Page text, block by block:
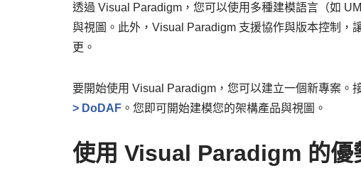
透過 Visual Paradigm，您可以使用多種建模語言（如
與視圖。此外，Visual Paradigm 支援協作與版本控制，
更。
要開始使用 Visual Paradigm，您可以建立一個新專案。
> DoDAF 。您即可開始建模您的架構產品與視圖。
使用 Visual Paradigm 的優